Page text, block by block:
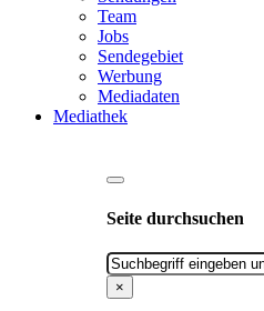
Team
Jobs
Sendegebiet
Werbung
Mediadaten
Mediathek
Seite durchsuchen
Suchen
×